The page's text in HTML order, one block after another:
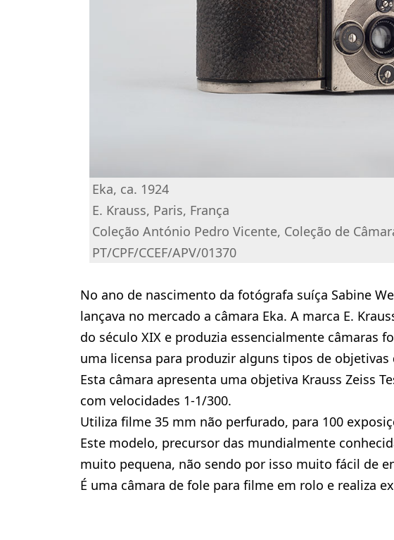
Eka, ca. 1924
E. Krauss, Paris, França
Coleção António Pedro Vicente, Coleção de
PT/CPF/CCEF/APV/01370
No ano de nascimento da fotógrafa suíça Sabine
lançava no mercado a câmara Eka. A marca E.
do século XIX e produzia essencialmente câmaras
uma licensa para produzir alguns tipos de objetivas
Esta câmara apresenta uma objetiva Krauss Zeiss
com velocidades 1-1/300.
Utiliza filme 35 mm não perfurado, para 100
Este modelo, precursor das mundialmente
muito pequena, não sendo por isso muito fácil de
É uma câmara de fole para filme em rolo e realiza